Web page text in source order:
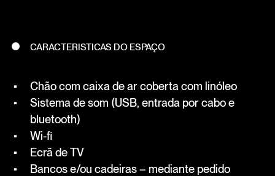
CARACTERISTICAS DO ESPAÇO
Chão com caixa de ar coberta com linóleo
Sistema de som (USB, entrada por cabo e
bluetooth)
Wi-fi
Ecrã de TV
Bancos e/ou cadeiras – mediante pedido